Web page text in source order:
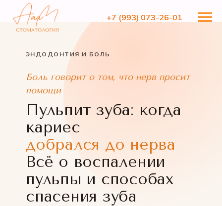
+7 (993) 073-26-01
+7 (993) 073-26-01
ЭНДОДОНТИЯ И БОЛЬ
Боль говорит о том, что нерв просит
помощи
Пульпит зуба: когда
кариес
добрался до нерва
Всё о воспалении
пульпы и способах
спасения зуба